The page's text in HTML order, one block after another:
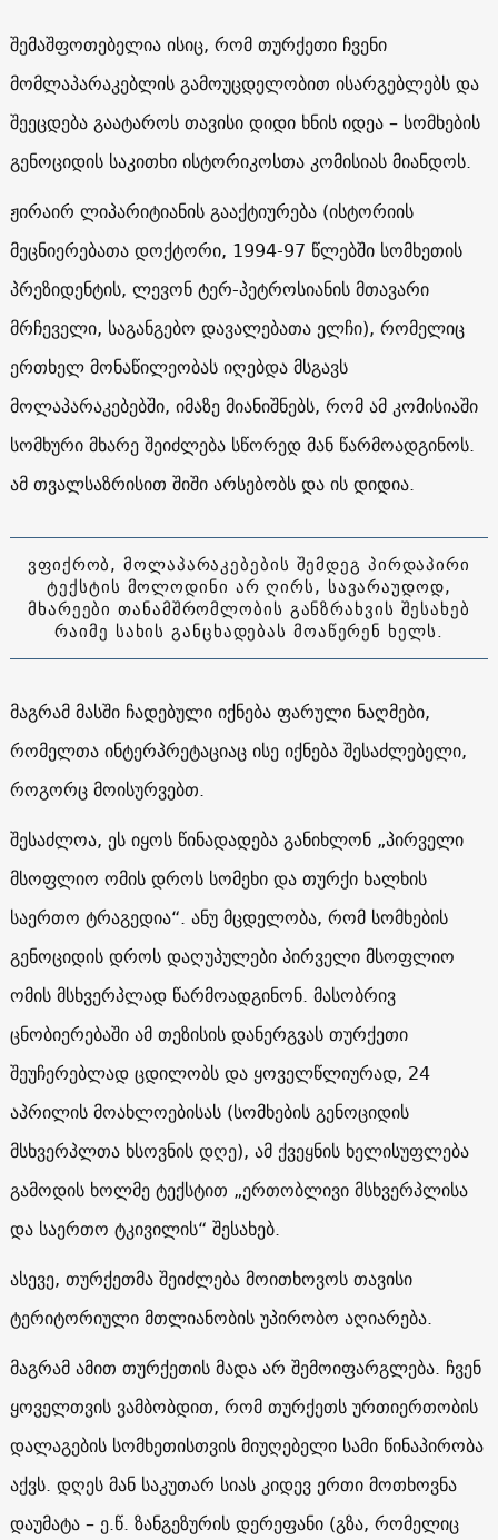
შემაშფოთებელია ისიც, რომ თურქეთი ჩვენი
მომლაპარაკებლის გამოუცდელობით ისარგებლებს და
შეეცდება გაატაროს თავისი დიდი ხნის იდეა – სომხების
გენოციდის საკითხი ისტორიკოსთა კომისიას მიანდოს.
ჟირაირ ლიპარიტიანის გააქტიურება (ისტორიის
მეცნიერებათა დოქტორი, 1994-97 წლებში სომხეთის
პრეზიდენტის, ლევონ ტერ-პეტროსიანის მთავარი
მრჩეველი, საგანგებო დავალებათა ელჩი), რომელიც
ერთხელ მონაწილეობას იღებდა მსგავს
მოლაპარაკებებში, იმაზე მიანიშნებს, რომ ამ კომისიაში
სომხური მხარე შეიძლება სწორედ მან წარმოადგინოს.
ამ თვალსაზრისით შიში არსებობს და ის დიდია.
ვფიქრობ, მოლაპარაკებების შემდეგ პირდაპირი
ტექსტის მოლოდინი არ ღირს, სავარაუდოდ,
მხარეები თანამშრომლობის განზრახვის შესახებ
რაიმე სახის განცხადებას მოაწერენ ხელს.
მაგრამ მასში ჩადებული იქნება ფარული ნაღმები,
რომელთა ინტერპრეტაციაც ისე იქნება შესაძლებელი,
როგორც მოისურვებთ.
შესაძლოა, ეს იყოს წინადადება განიხლონ „პირველი
მსოფლიო ომის დროს სომეხი და თურქი ხალხის
საერთო ტრაგედია“. ანუ მცდელობა, რომ სომხების
გენოციდის დროს დაღუპულები პირველი მსოფლიო
ომის მსხვერპლად წარმოადგინონ. მასობრივ
ცნობიერებაში ამ თეზისის დანერგვას თურქეთი
შეუჩერებლად ცდილობს და ყოველწლიურად, 24
აპრილის მოახლოებისას (სომხების გენოციდის
მსხვერპლთა ხსოვნის დღე), ამ ქვეყნის ხელისუფლება
გამოდის ხოლმე ტექსტით „ერთობლივი მსხვერპლისა
და საერთო ტკივილის“ შესახებ.
ასევე, თურქეთმა შეიძლება მოითხოვოს თავისი
ტერიტორიული მთლიანობის უპირობო აღიარება.
მაგრამ ამით თურქეთის მადა არ შემოიფარგლება. ჩვენ
ყოველთვის ვამბობდით, რომ თურქეთს ურთიერთობის
დალაგების სომხეთისთვის მიუღებელი სამი წინაპირობა
აქვს. დღეს მან საკუთარ სიას კიდევ ერთი მოთხოვნა
დაუმატა – ე.წ. ზანგეზურის დერეფანი (გზა, რომელიც